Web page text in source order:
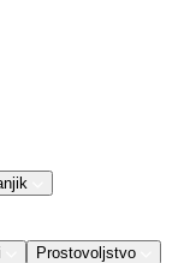
Prostovoljstvo